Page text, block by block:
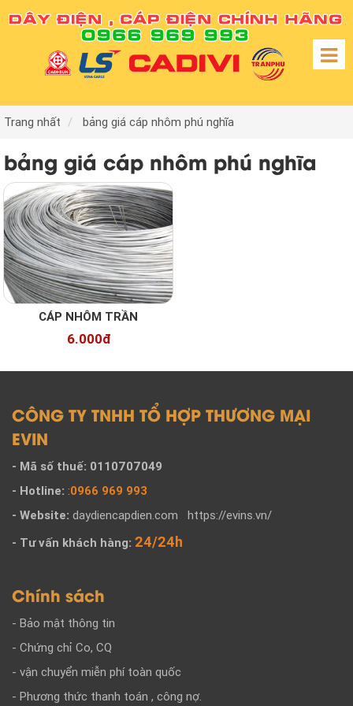
Trang nhất bảng giá cáp nhôm phú nghĩa
bảng giá cáp nhôm phú nghĩa
CÁP NHÔM TRẦN
6.000đ
CÔNG TY TNHH TỔ HỢP THƯƠNG MẠI
EVIN
- Mã số thuế: 0110707049
- Hotline: :0966 969 993
- Website: daydiencapdien.com https://evins.vn/
- Tư vấn khách hàng: 24/24h
Chính sách
- Bảo mật thông tin
- Chứng chỉ Co, CQ
- vận chuyển miễn phí toàn quốc
- Phương thức thanh toán , công nợ.